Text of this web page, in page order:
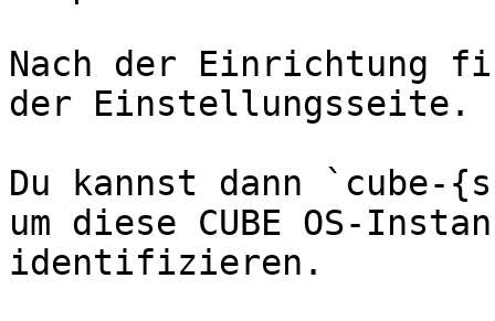
Nach der Einrichtung
der Einstellungsseite.
Du kannst dann
um diese CUBE OS-
identifizieren.